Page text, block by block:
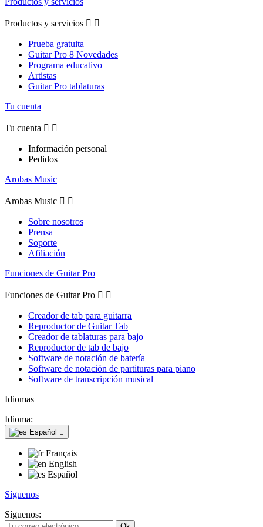
Productos y servicios  
Prueba gratuita
Guitar Pro 8 Novedades
Programa educativo
Artistas
Guitar Pro tablaturas
Tu cuenta
Tu cuenta  
Información personal
Pedidos
Arobas Music
Arobas Music  
Sobre nosotros
Prensa
Soporte
Afiliación
Funciones de Guitar Pro
Funciones de Guitar Pro  
Creador de tab para guitarra
Reproductor de Guitar Tab
Creador de tablaturas para bajo
Reproductor de tab de bajo
Software de notación de batería
Software de notación de partituras para piano
Software de transcripción musical
Idiomas
Idioma:
Español 
Français
English
Español
Síguenos
Síguenos: